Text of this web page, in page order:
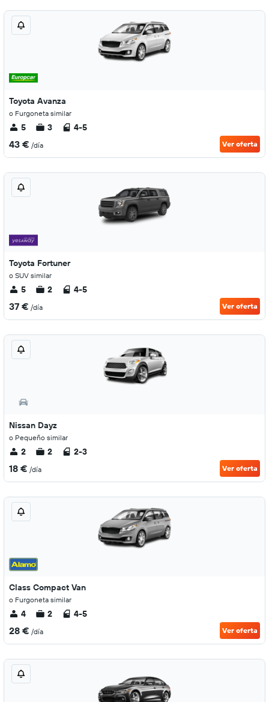
Toyota Avanza
o Furgoneta similar
5 3 4-5
43 € /día Ver oferta
Toyota Fortuner
o SUV similar
5 2 4-5
37 € /día Ver oferta
Nissan Dayz
o Pequeño similar
2 2 2-3
18 € /día Ver oferta
Class Compact Van
o Furgoneta similar
4 2 4-5
28 € /día Ver oferta